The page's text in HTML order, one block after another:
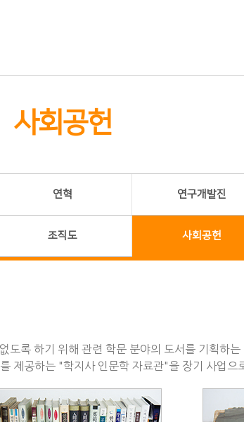
사회공헌
연혁 연구개발진
조직도 사회공헌
도록 하기 위해 관련 학문 분야의 도서를 기획하
제공하는 "학지사 인문학 자료관"을 장기 사업으